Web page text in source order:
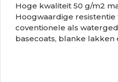
Hoge kwaliteit 50 g/m2
Hoogwaardige
coventionele als
basecoats, blanke lakken